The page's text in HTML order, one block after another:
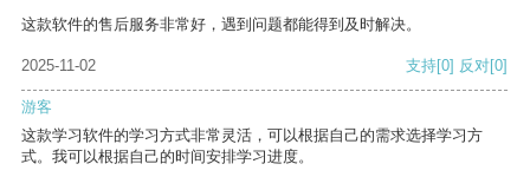
这款软件的售后服务非常好，遇到问题都能得到及时解决。
2025-11-02 支持[0] 反对[0]
游客
这款学习软件的学习方式非常灵活，可以根据自己的需求选择学习方
式。我可以根据自己的时间安排学习进度。